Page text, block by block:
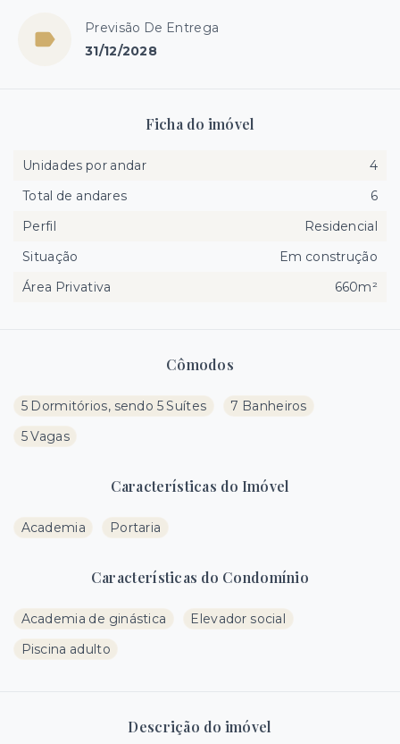
Previsão De Entrega
31/12/2028
Cômodos
5 Dormitórios, sendo 5 Suítes
7 Banheiros
5 Vagas
Características do Imóvel
Academia Portaria
Características do Condomínio
Academia de ginástica
Elevador social
Piscina adulto
Descrição do imóvel
Ficha do imóvel
Unidades por andar
4
Total de andares
6
Perfil
Residencial
Situação
Em construção
Área Privativa
660m²